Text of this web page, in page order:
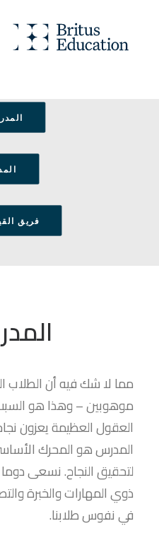
فريق
مما لا شك فيه أن الطلاب
موهوبين – وهذا هو
العقول العظيمة يعزون
المدرس هو المحرك
لتحقيق النجاح. نسعى
ذوي المهارات والخبرة
في نفوس طلابنا.